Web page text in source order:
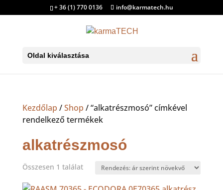
+ 36 (1) 770 0136 info@karmatech.hu
Oldal kiválasztása
Kezdőlap /Shop / “alkatrészmosó” címkével
rendelkező termékek
alkatrészmosó
Összesen 1 találat